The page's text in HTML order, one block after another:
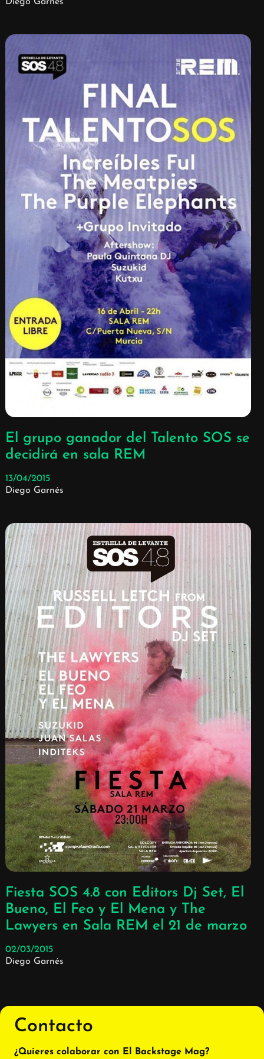
Diego Garnés
El grupo ganador del Talento SOS se
decidirá en sala REM
13/04/2015
Diego Garnés
Fiesta SOS 4.8 con Editors Dj Set, El
Bueno, El Feo y El Mena y The
Lawyers en Sala REM el 21 de marzo
02/03/2015
Diego Garnés
Contacto
¿Quieres colaborar con El Backstage Mag?